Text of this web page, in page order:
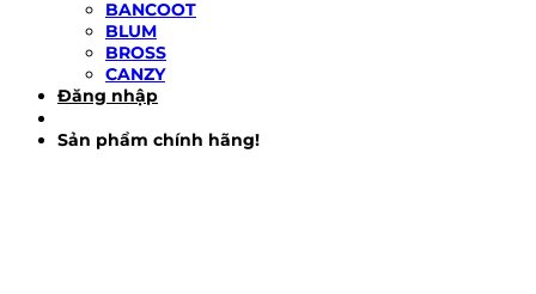
BANCOOT
BLUM
BROSS
CANZY
Đăng nhập
Sản phẩm chính hãng!